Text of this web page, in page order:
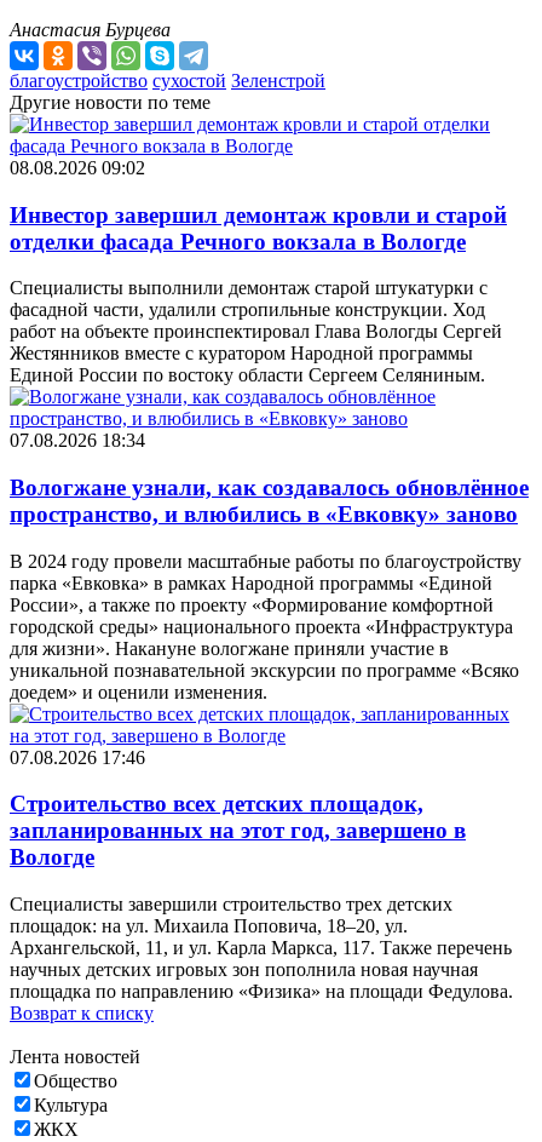
Анастасия Бурцева
благоустройство сухостой Зеленстрой
Другие новости по теме
08.08.2026 09:02
Инвестор завершил демонтаж кровли и старой
отделки фасада Речного вокзала в Вологде
Специалисты выполнили демонтаж старой штукатурки с
фасадной части, удалили стропильные конструкции. Ход
работ на объекте проинспектировал Глава Вологды Сергей
Жестянников вместе с куратором Народной программы
Единой России по востоку области Сергеем Селяниным.
07.08.2026 18:34
Вологжане узнали, как создавалось обновлённое
пространство, и влюбились в «Евковку» заново
В 2024 году провели масштабные работы по благоустройству
парка «Евковка» в рамках Народной программы «Единой
России», а также по проекту «Формирование комфортной
городской среды» национального проекта «Инфраструктура
для жизни». Накануне вологжане приняли участие в
уникальной познавательной экскурсии по программе «Всяко
доедем» и оценили изменения.
07.08.2026 17:46
Строительство всех детских площадок,
запланированных на этот год, завершено в
Вологде
Специалисты завершили строительство трех детских
площадок: на ул. Михаила Поповича, 18–20, ул.
Архангельской, 11, и ул. Карла Маркса, 117. Также перечень
научных детских игровых зон пополнила новая научная
площадка по направлению «Физика» на площади Федулова.
Возврат к списку
Лента новостей
Общество
Культура
ЖКХ